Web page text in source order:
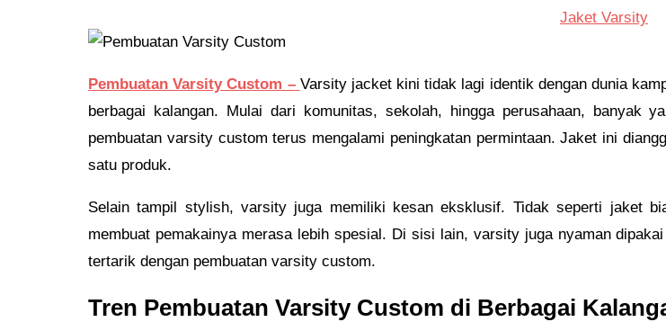
Jaket Varsity
Pembuatan Varsity Custom – Varsity jacket kini tidak lagi identik dengan dunia
berbagai kalangan. Mulai dari komunitas, sekolah, hingga perusahaan, banyak
pembuatan varsity custom terus mengalami peningkatan permintaan. Jaket ini
satu produk.
Selain tampil stylish, varsity juga memiliki kesan eksklusif. Tidak seperti jaket
membuat pemakainya merasa lebih spesial. Di sisi lain, varsity juga nyaman
tertarik dengan pembuatan varsity custom.
Tren Pembuatan Varsity Custom di Berbagai